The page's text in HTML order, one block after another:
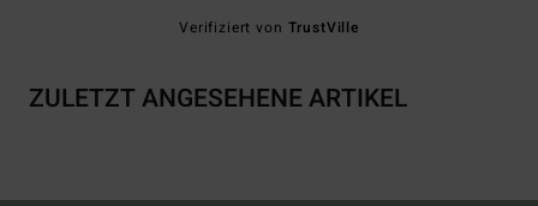
Verifiziert von TrustVille
ZULETZT ANGESEHENE ARTIKEL